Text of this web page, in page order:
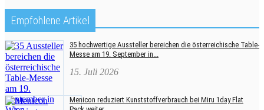
Empfohlene Artikel
35 hochwertige Aussteller bereichen die österreichische Table-
Messe am 19. September in...
15. Juli 2026
Menicon reduziert Kunststoffverbrauch bei Miru 1day Flat